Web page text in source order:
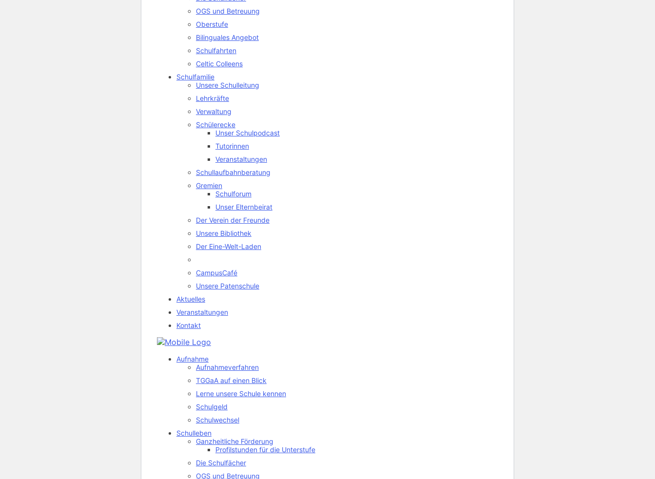
OGS und Betreuung
Oberstufe
Bilinguales Angebot
Schulfahrten
Celtic Colleens
Schulfamilie
Unsere Schulleitung
Lehrkräfte
Verwaltung
Schülerecke
Unser Schulpodcast
Tutorinnen
Veranstaltungen
Schullaufbahnberatung
Gremien
Schulforum
Unser Elternbeirat
Der Verein der Freunde
Unsere Bibliothek
Der Eine-Welt-Laden
CampusCafé
Unsere Patenschule
Aktuelles
Veranstaltungen
Kontakt
Aufnahme
Aufnahmeverfahren
TGGaA auf einen Blick
Lerne unsere Schule kennen
Schulgeld
Schulwechsel
Schulleben
Ganzheitliche Förderung
Profilstunden für die Unterstufe
Die Schulfächer
OGS und Betreuung